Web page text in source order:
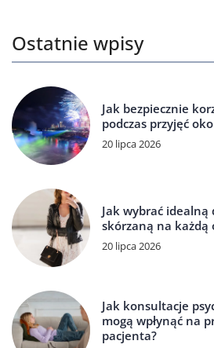
Ostatnie wpisy
Jak bezpiecznie
podczas przyjęć
20 lipca 2026
Jak wybrać
skórzaną na każdą
20 lipca 2026
Jak konsultacje
mogą wpłynąć na
pacjenta?